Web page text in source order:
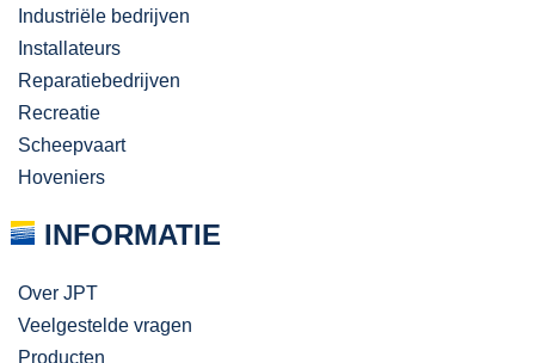
Industriële bedrijven
Installateurs
Reparatiebedrijven
Recreatie
Scheepvaart
Hoveniers
INFORMATIE
Over JPT
Veelgestelde vragen
Producten